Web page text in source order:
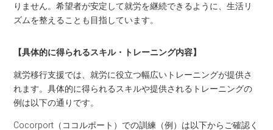
りません。希望者が安定して就労を継続できるように、生活リ
ズムを整えることも目指しています。
【具体的に得られるスキル・トレーニング内容】
就労移行支援では、就労に役立つ幅広いトレーニングが提供さ
れます。具体的に得られるスキルや提供されるトレーニングの
例は以下の通りです。
Cocorport（ココルポート）での訓練（例）は以下からご確認く